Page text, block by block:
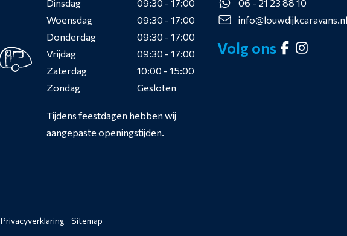
Dinsdag
09:30 - 17:00
Woensdag
09:30 - 17:00
Donderdag
09:30 - 17:00
Vrijdag
09:30 - 17:00
Zaterdag
10:00 - 15:00
Zondag
Gesloten
Tijdens feestdagen hebben wij
aangepaste openingstijden.
06 - 21 23 88 10
info@louwdijkcaravans.nl
Volg ons
Privacyverklaring- Sitemap